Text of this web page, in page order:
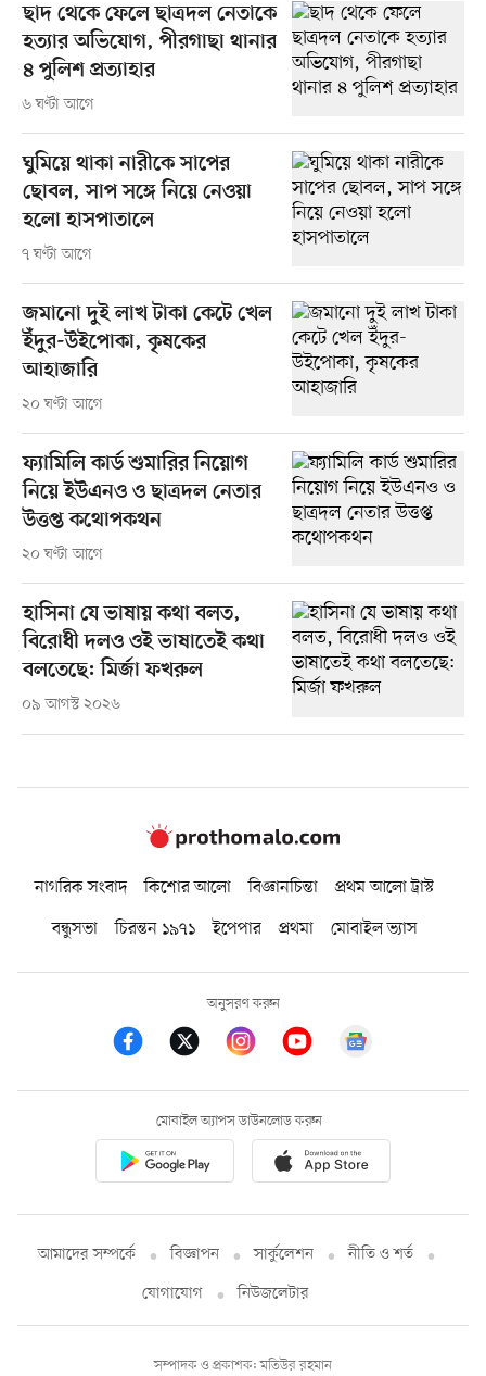
ছাদ থেকে ফেলে ছাত্রদল নেতাকে
হত্যার অভিযোগ, পীরগাছা থানার
৪ পুলিশ প্রত্যাহার
৬ ঘণ্টা আগে
ঘুমিয়ে থাকা নারীকে সাপের
ছোবল, সাপ সঙ্গে নিয়ে নেওয়া
হলো হাসপাতালে
৭ ঘণ্টা আগে
জমানো দুই লাখ টাকা কেটে খেল
ইঁদুর-উইপোকা, কৃষকের
আহাজারি
২০ ঘণ্টা আগে
ফ্যামিলি কার্ড শুমারির নিয়োগ
নিয়ে ইউএনও ও ছাত্রদল নেতার
উত্তপ্ত কথোপকথন
২০ ঘণ্টা আগে
হাসিনা যে ভাষায় কথা বলত,
বিরোধী দলও ওই ভাষাতেই কথা
বলতেছে: মির্জা ফখরুল
০৯ আগস্ট ২০২৬
নাগরিক সংবাদ কিশোর আলো বিজ্ঞানচিন্তা
প্রথম আলো ট্রাস্ট
বন্ধুসভা
চিরন্তন ১৯৭১ ইপেপার প্রথমা মোবাইল ভ্যাস
অনুসরণ করুন
মোবাইল অ্যাপস ডাউনলোড করুন
আমাদের সম্পর্কে বিজ্ঞাপন সার্কুলেশন
নীতি ও শর্ত
যোগাযোগ
নিউজলেটার
সম্পাদক ও প্রকাশক: মতিউর রহমান